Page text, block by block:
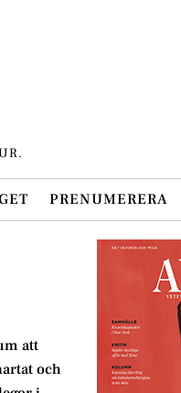
PRENUMERERA
att
och